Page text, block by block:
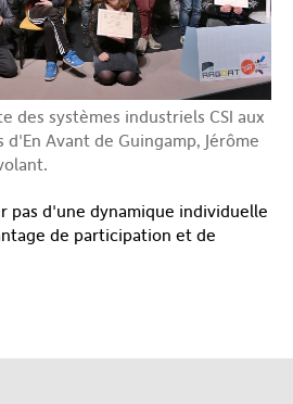
des systèmes industriels CSI aux
Avant de Guingamp, Jérôme
pas d'une dynamique individuelle
de participation et de